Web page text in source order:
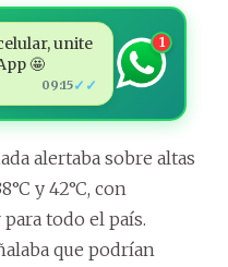
unite
🤩
09:15✓✓
1
alertaba sobre altas
y 42°C, con
todo el país.
que podrían